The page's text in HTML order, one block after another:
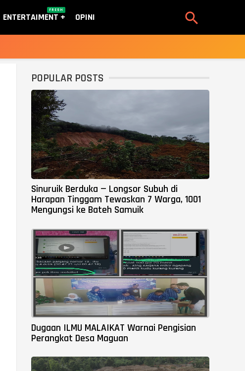
ENTERTAIMENT
FRESH
OPINI 
POPULAR POSTS
Sinuruik Berduka — Longsor Subuh di
Harapan Tinggam Tewaskan 7 Warga, 1001
Mengungsi ke Bateh Samuik
Dugaan ILMU MALAIKAT Warnai Pengisian
Perangkat Desa Maguan